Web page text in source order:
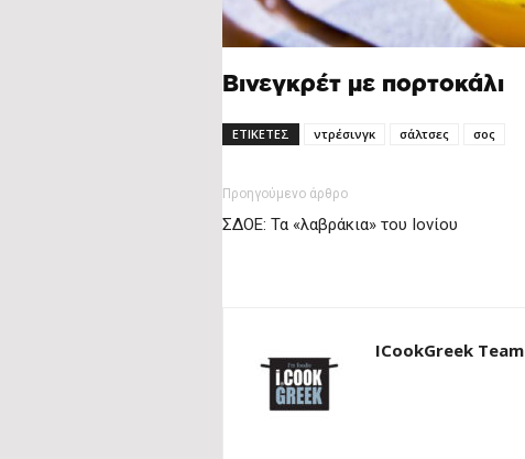
Βινεγκρέτ με πορτοκάλι
ΕΤΙΚΕΤΕΣ ντρέσινγκ σάλτσες σος
Προηγούμενο άρθρο
ΣΔΟΕ: Τα «λαβράκια» του Ιονίου
ICookGreek Team